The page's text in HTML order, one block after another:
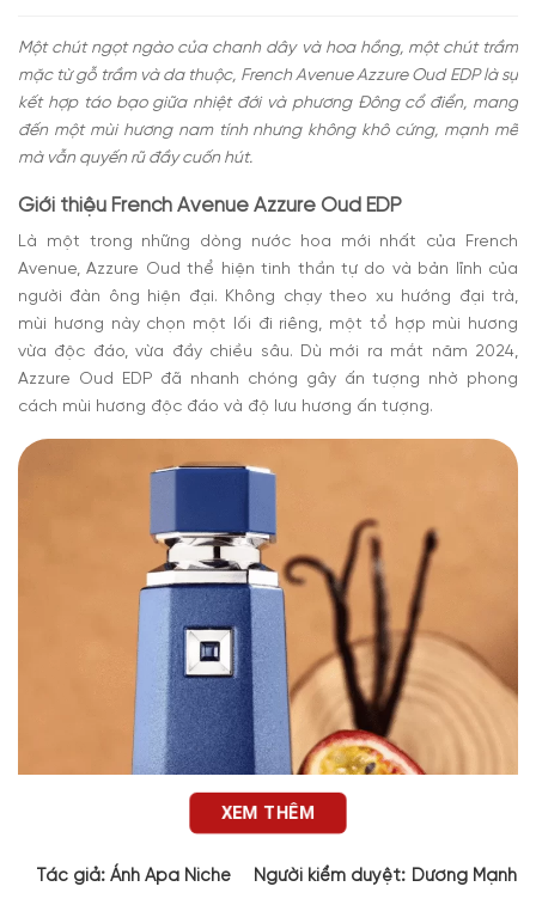
Một chút ngọt ngào của chanh dây và hoa hồng, một chút trầm
mặc từ gỗ trầm và da thuộc, French Avenue Azzure Oud EDP là sự
kết hợp táo bạo giữa nhiệt đới và phương Đông cổ điển, mang
đến một mùi hương nam tính nhưng không khô cứng, mạnh mẽ
mà vẫn quyến rũ đầy cuốn hút.
Giới thiệu French Avenue Azzure Oud EDP
Là một trong những dòng nước hoa mới nhất của French
Avenue, Azzure Oud thể hiện tinh thần tự do và bản lĩnh của
người đàn ông hiện đại. Không chạy theo xu hướng đại trà,
mùi hương này chọn một lối đi riêng, một tổ hợp mùi hương
vừa độc đáo, vừa đầy chiều sâu. Dù mới ra mắt năm 2024,
Azzure Oud EDP đã nhanh chóng gây ấn tượng nhờ phong
cách mùi hương độc đáo và độ lưu hương ấn tượng.
XEM THÊM
Tác giả: Ánh Apa Niche Người kiểm duyệt: Dương Mạnh